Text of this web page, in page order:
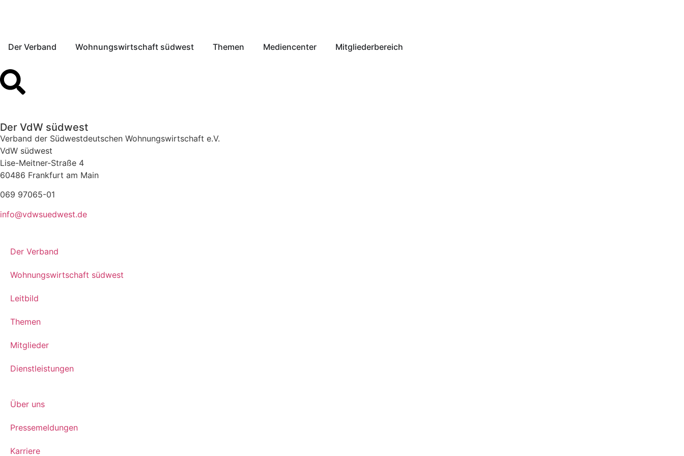
Der Verband Wohnungswirtschaft südwest Themen Mediencenter Mitgliederbereich
Der VdW südwest
Verband der Südwestdeutschen Wohnungswirtschaft e.V.
VdW südwest
Lise-Meitner-Straße 4
60486 Frankfurt am Main
069 97065-01
info@vdwsuedwest.de
Der Verband
Wohnungswirtschaft südwest
Leitbild
Themen
Mitglieder
Dienstleistungen
Über uns
Pressemeldungen
Karriere